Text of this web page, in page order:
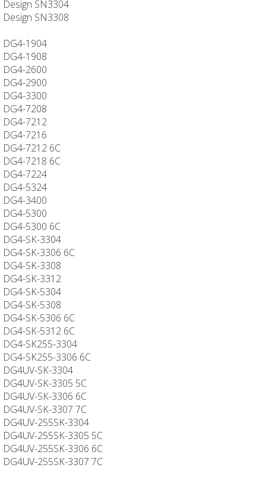
Design SN3304
Design SN3308
DG4-1904
DG4-1908
DG4-2600
DG4-2900
DG4-3300
DG4-7208
DG4-7212
DG4-7216
DG4-7212 6C
DG4-7218 6C
DG4-7224
DG4-5324
DG4-3400
DG4-5300
DG4-5300 6C
DG4-SK-3304
DG4-SK-3306 6C
DG4-SK-3308
DG4-SK-3312
DG4-SK-5304
DG4-SK-5308
DG4-SK-5306 6C
DG4-SK-5312 6C
DG4-SK255-3304
DG4-SK255-3306 6C
DG4UV-SK-3304
DG4UV-SK-3305 5C
DG4UV-SK-3306 6C
DG4UV-SK-3307 7C
DG4UV-255SK-3304
DG4UV-255SK-3305 5C
DG4UV-255SK-3306 6C
DG4UV-255SK-3307 7C